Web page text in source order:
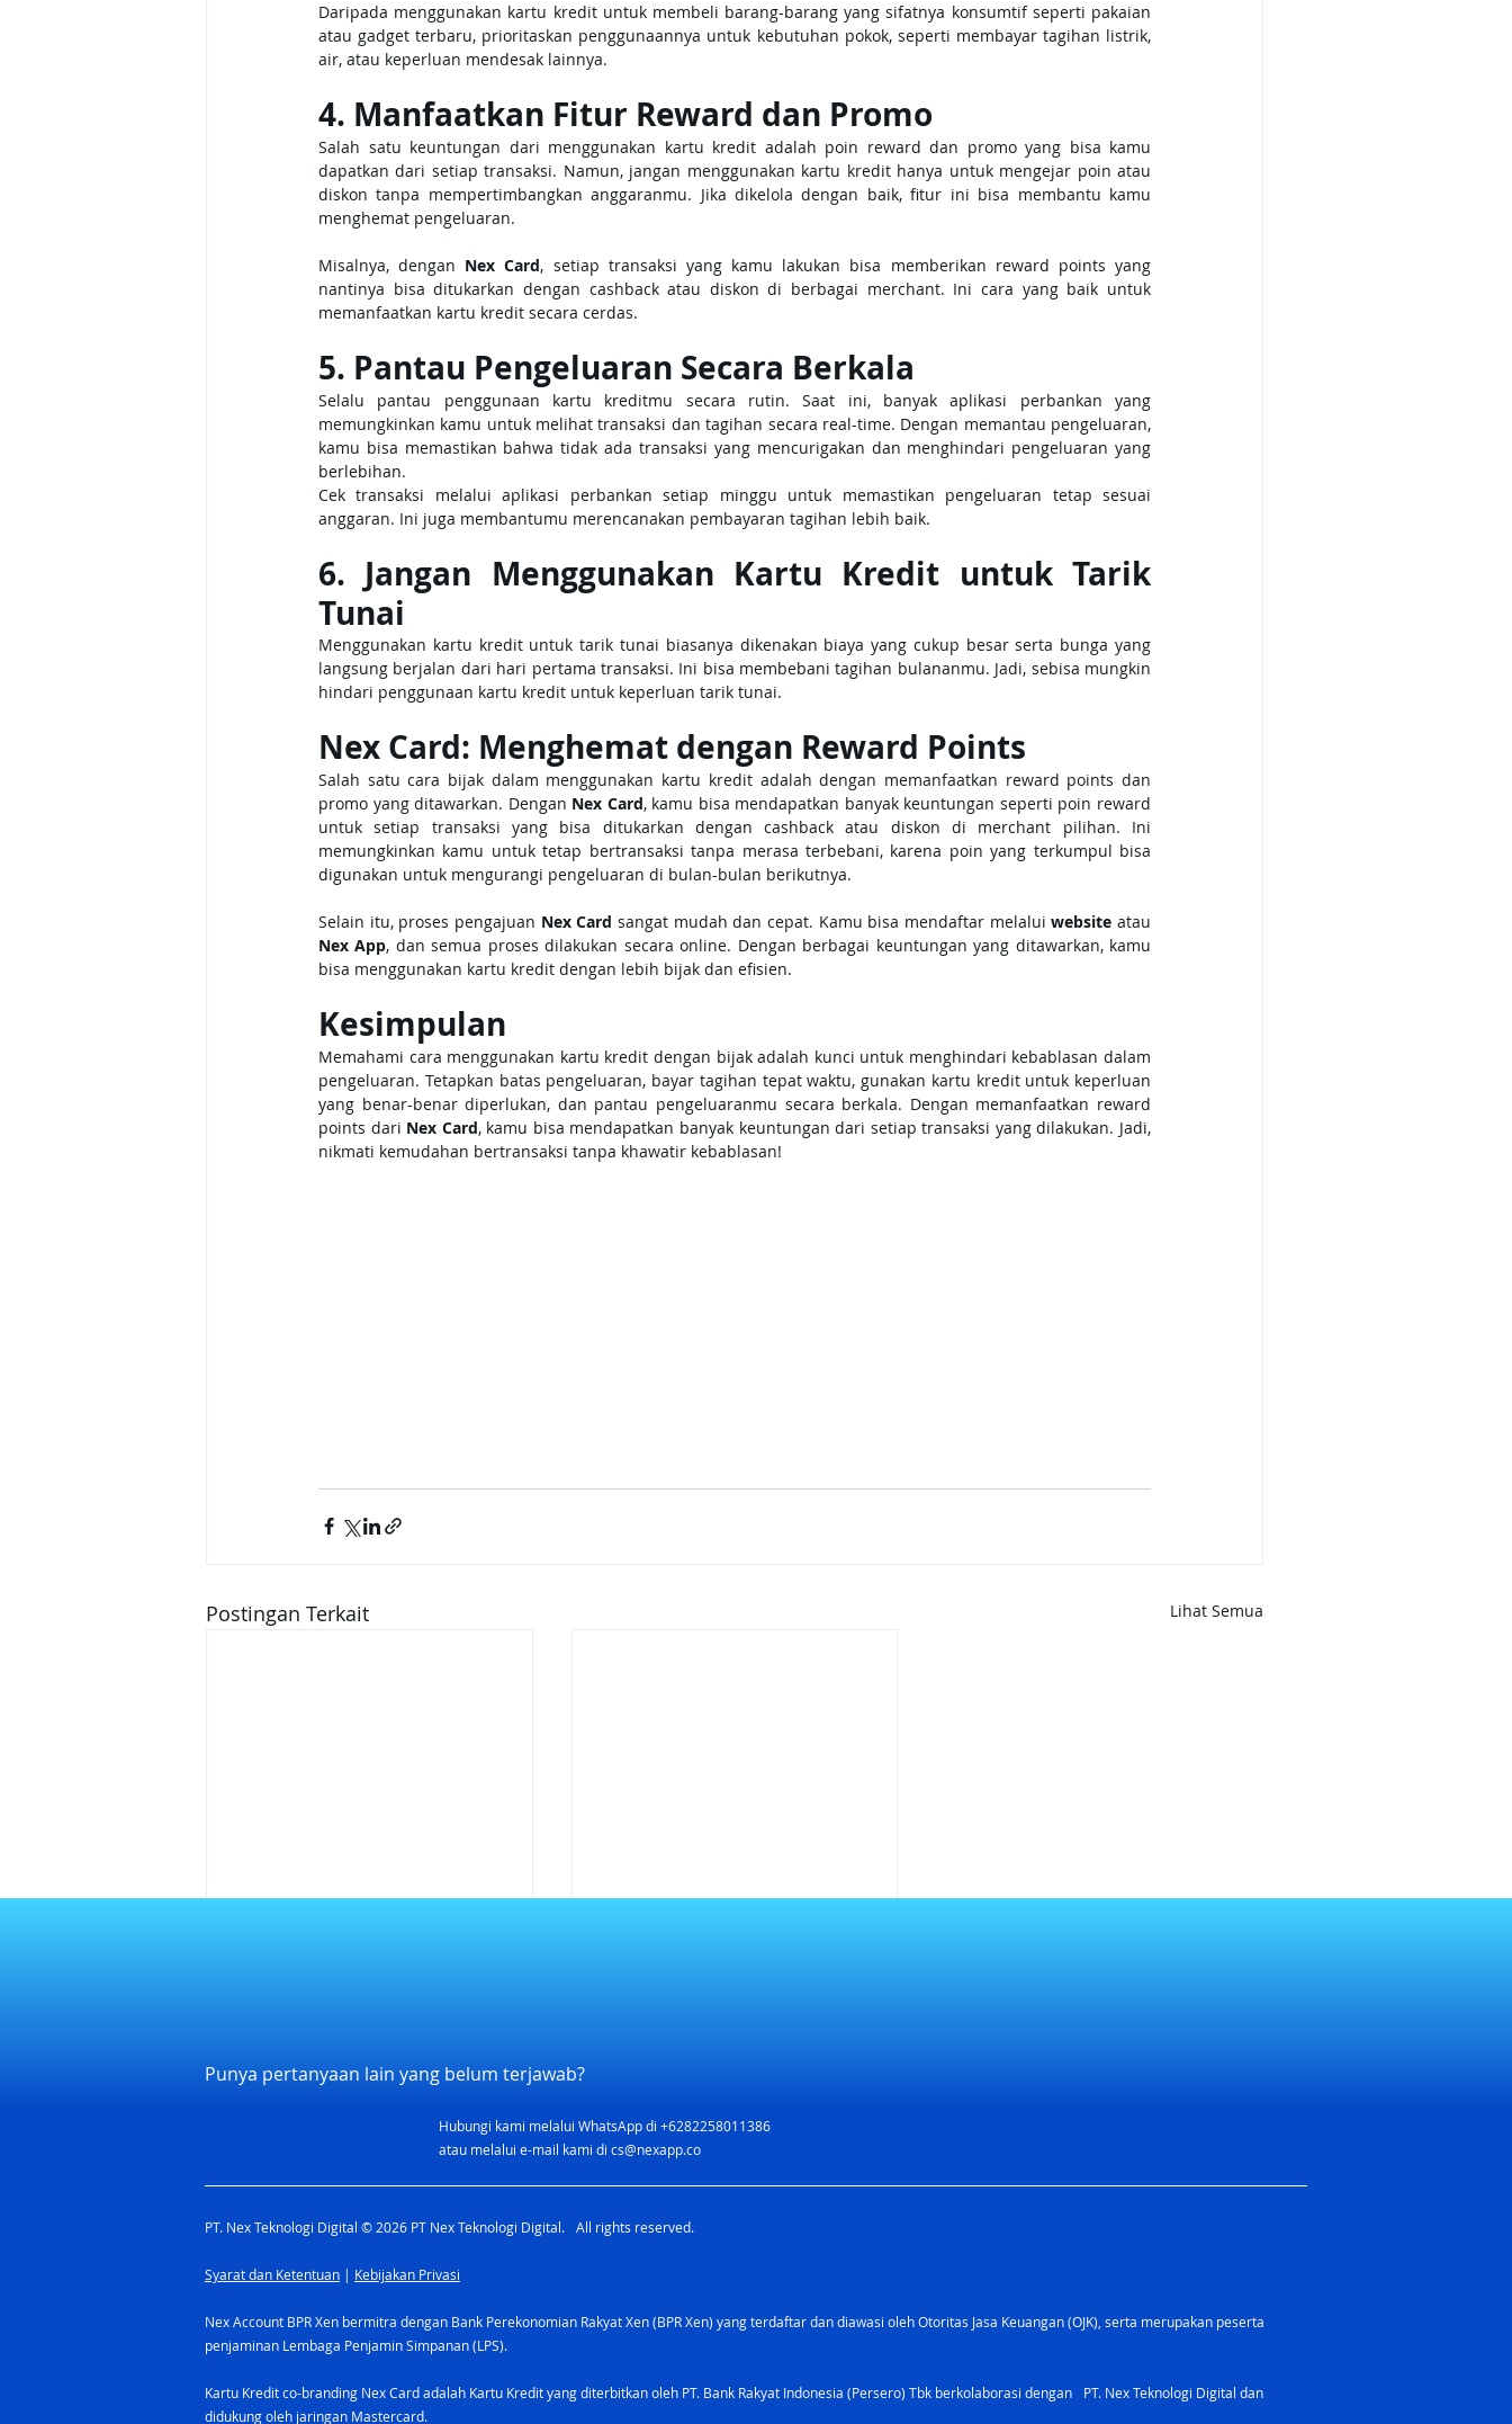
Daripada menggunakan kartu kredit untuk membeli barang-barang yang sifatnya konsumtif seperti pakaian
atau gadget terbaru, prioritaskan penggunaannya untuk kebutuhan pokok, seperti membayar tagihan listrik,
air, atau keperluan mendesak lainnya.
4. Manfaatkan Fitur Reward dan Promo
Salah satu keuntungan dari menggunakan kartu kredit adalah poin reward dan promo yang bisa kamu
dapatkan dari setiap transaksi. Namun, jangan menggunakan kartu kredit hanya untuk mengejar poin atau
diskon tanpa mempertimbangkan anggaranmu. Jika dikelola dengan baik, fitur ini bisa membantu kamu
menghemat pengeluaran.
Misalnya, dengan Nex Card, setiap transaksi yang kamu lakukan bisa memberikan reward points yang
nantinya bisa ditukarkan dengan cashback atau diskon di berbagai merchant. Ini cara yang baik untuk
memanfaatkan kartu kredit secara cerdas.
5. Pantau Pengeluaran Secara Berkala
Selalu pantau penggunaan kartu kreditmu secara rutin. Saat ini, banyak aplikasi perbankan yang
memungkinkan kamu untuk melihat transaksi dan tagihan secara real-time. Dengan memantau pengeluaran,
kamu bisa memastikan bahwa tidak ada transaksi yang mencurigakan dan menghindari pengeluaran yang
berlebihan.
Cek transaksi melalui aplikasi perbankan setiap minggu untuk memastikan pengeluaran tetap sesuai
anggaran. Ini juga membantumu merencanakan pembayaran tagihan lebih baik.
6. Jangan Menggunakan Kartu Kredit untuk Tarik
Tunai
Menggunakan kartu kredit untuk tarik tunai biasanya dikenakan biaya yang cukup besar serta bunga yang
langsung berjalan dari hari pertama transaksi. Ini bisa membebani tagihan bulananmu. Jadi, sebisa mungkin
hindari penggunaan kartu kredit untuk keperluan tarik tunai.
Nex Card: Menghemat dengan Reward Points
Salah satu cara bijak dalam menggunakan kartu kredit adalah dengan memanfaatkan reward points dan
promo yang ditawarkan. Dengan Nex Card, kamu bisa mendapatkan banyak keuntungan seperti poin reward
untuk setiap transaksi yang bisa ditukarkan dengan cashback atau diskon di merchant pilihan. Ini
memungkinkan kamu untuk tetap bertransaksi tanpa merasa terbebani, karena poin yang terkumpul bisa
digunakan untuk mengurangi pengeluaran di bulan-bulan berikutnya.
Selain itu, proses pengajuan Nex Card sangat mudah dan cepat. Kamu bisa mendaftar melalui website
Nex App, dan semua proses dilakukan secara online. Dengan berbagai keuntungan yang ditawarkan, kamu
bisa menggunakan kartu kredit dengan lebih bijak dan efisien.
Kesimpulan
Memahami cara menggunakan kartu kredit dengan bijak adalah kunci untuk menghindari kebablasan dalam
pengeluaran. Tetapkan batas pengeluaran, bayar tagihan tepat waktu, gunakan kartu kredit untuk keperluan
yang benar-benar diperlukan, dan pantau pengeluaranmu secara berkala. Dengan memanfaatkan reward
points dari Nex Card, kamu bisa mendapatkan banyak keuntungan dari setiap transaksi yang dilakukan. Jadi,
nikmati kemudahan bertransaksi tanpa khawatir kebablasan!
Postingan Terkait Lihat Semua
5 Syarat Membuat Kartu
Kredit yang Perlu Kamu
Cara Membuat Kartu Kredit
dengan Mudah dan Praktis
Punya pertanyaan lain yang belum terjawab?
Hubungi kami melalui WhatsApp di +6282258011386
atau melalui e-mail kami di cs@nexapp.co
PT. Nex Teknologi Digital © 2026 PT Nex Teknologi Digital. All rights reserved.
Syarat dan Ketentuan | Kebijakan Privasi
Nex Account BPR Xen bermitra dengan Bank Perekonomian Rakyat Xen (BPR Xen) yang terdaftar dan diawasi oleh Otoritas Jasa Keuangan (OJK), serta merupakan peserta
penjaminan Lembaga Penjamin Simpanan (LPS).
Kartu Kredit co-branding Nex Card adalah Kartu Kredit yang diterbitkan oleh PT. Bank Rakyat Indonesia (Persero) Tbk berkolaborasi dengan PT. Nex Teknologi Digital dan
didukung oleh jaringan Mastercard.